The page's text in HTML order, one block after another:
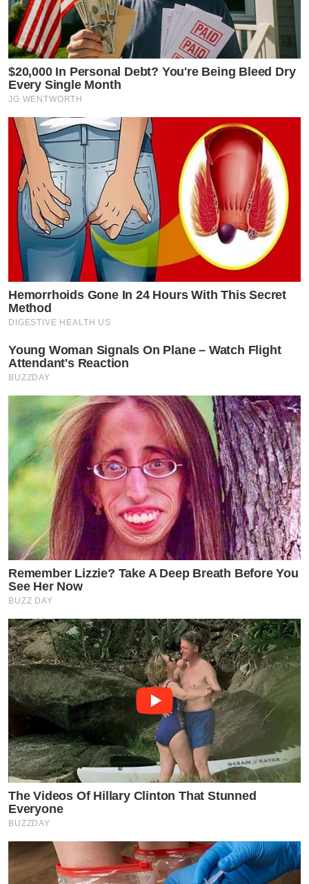
$20,000 In Personal Debt? You're Being Bleed Dry
Every Single Month
JG WENTWORTH
Hemorrhoids Gone In 24 Hours With This Secret
Method
DIGESTIVE HEALTH US
Young Woman Signals On Plane – Watch Flight
Attendant's Reaction
BUZZDAY
Remember Lizzie? Take A Deep Breath Before You
See Her Now
BUZZ DAY
The Videos Of Hillary Clinton That Stunned
Everyone
BUZZDAY